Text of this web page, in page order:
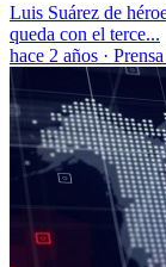
Luis Suárez de
queda con el terce...
hace 2 años ·